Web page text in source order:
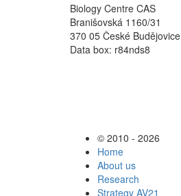
Biology Centre CAS
Branišovská 1160/31
370 05 České Budějovice
Data box: r84nds8
© 2010 - 2026
Home
About us
Research
Strategy AV21